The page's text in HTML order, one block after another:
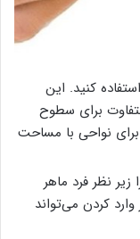
کنید. این
برای سطوح
نواحی با مساحت
زیر نظر فرد ماهر
کردن می‌تواند